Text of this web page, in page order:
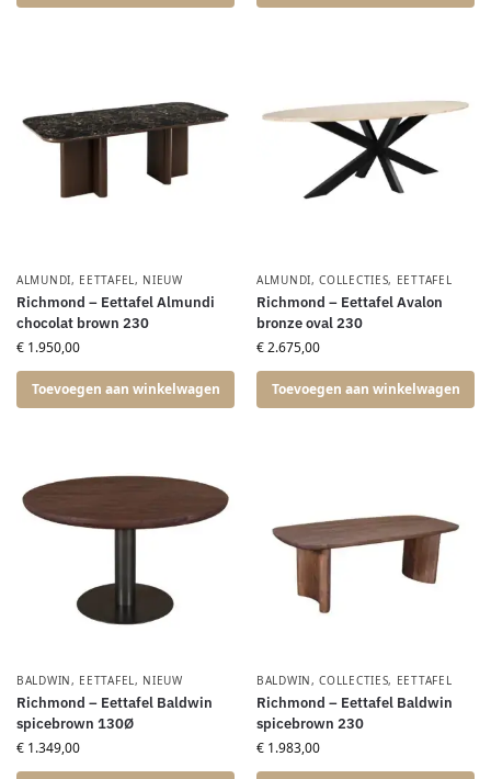
ALMUNDI, EETTAFEL, NIEUW
Richmond – Eettafel Almundi
chocolat brown 230
€ 1.950,00
Toevoegen aan winkelwagen
ALMUNDI,COLLECTIES, EETTAFEL
Richmond – Eettafel Avalon
bronze oval 230
€2.675,00
Toevoegen aan winkelwagen
BALDWIN, EETTAFEL, NIEUW
Richmond – Eettafel Baldwin
spicebrown 130Ø
€ 1.349,00
BALDWIN,COLLECTIES, EETTAFEL
Richmond – Eettafel Baldwin
spicebrown 230
€ 1.983,00